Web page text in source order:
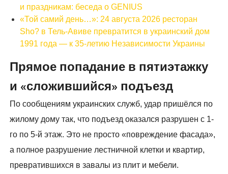
и праздникам: беседа о GENIUS
«Той самий день…»: 24 августа 2026 ресторан
Sho? в Тель-Авиве превратится в украинский дом
1991 года — к 35-летию Независимости Украины
Прямое попадание в пятиэтажку
и «сложившийся» подъезд
По сообщениям украинских служб, удар пришёлся по
жилому дому так, что подъезд оказался разрушен с 1-
го по 5-й этаж. Это не просто «повреждение фасада»,
а полное разрушение лестничной клетки и квартир,
превратившихся в завалы из плит и мебели.